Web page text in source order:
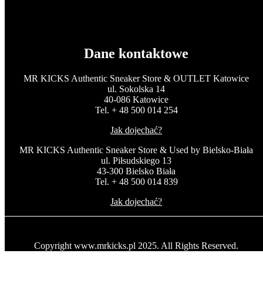
Dane kontaktowe
MR KICKS Authentic Sneaker Store & OUTLET Katowice
ul. Sokolska 14
40-086 Katowice
Tel. + 48 500 014 254
Jak dojechać?
MR KICKS Authentic Sneaker Store & Used by Bielsko-Biała
ul. Piłsudskiego 13
43-300 Bielsko Biała
Tel. + 48 500 014 839
Jak dojechać?
Copyright www.mrkicks.pl 2025. All Rights Reserved.